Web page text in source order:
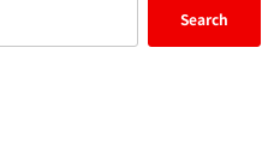
Search